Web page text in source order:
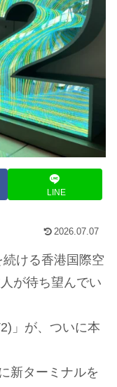
LINE
2026.07.07
ける香港国際空
が待ち望んでい
」が、ついに本
新ターミナルを